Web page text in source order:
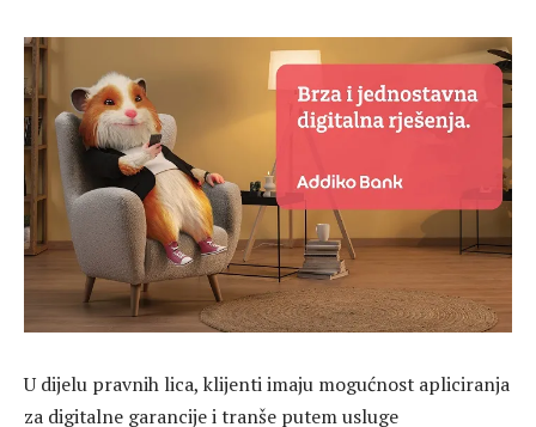
U dijelu pravnih lica, klijenti imaju mogućnost apliciranja
za digitalne garancije i tranše putem usluge